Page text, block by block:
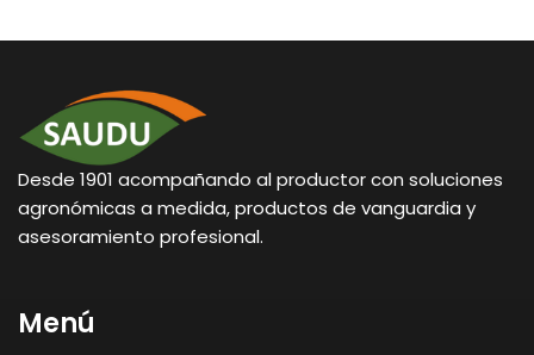
Desde 1901 acompañando al productor con soluciones
agronómicas a medida, productos de vanguardia y
asesoramiento profesional.
Menú